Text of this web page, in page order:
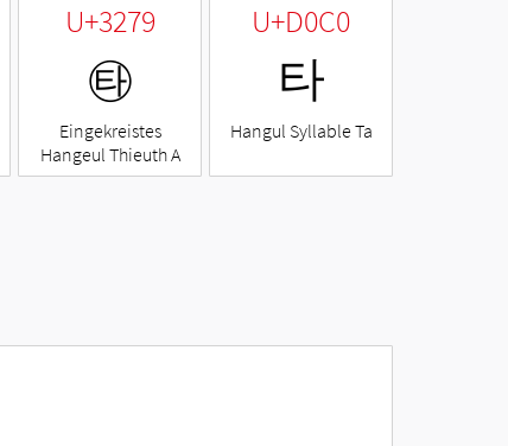
U+3279
㉹
Eingekreistes
Hangeul Thieuth A
U+D0C0
타
Hangul Syllable Ta